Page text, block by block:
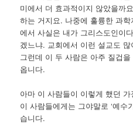
미에서 더 효과적이지 않았을까
하는 거지요. 나중에 훌륭한 과
에서 사실은 내가 그리스도인이
겠느냐. 교회에서 이런 설교도 많
그런데 이 두 사람은 아주 질겁
옵니다.
아마 이 사람들이 이렇게 했던
이 사람들에게는 그야말로 ‘예수
습니다.